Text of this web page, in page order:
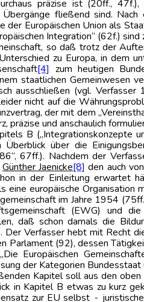
präzise ist (20ff., 47f.),
fließend sind.
der Europäischen Union als
Integration“ (62f.)
so daß trotz der
zu Europa, in dem
[4] zum heutigen
staatlichen Gemeinwesen
ausschließen (vgl.
nicht auf die
der mit dem
präzise und anschaulich
B („Integrationskonzepte
Überblick über die
67ff.). Nachdem der
Günther Jaenicke[8] den auch
in der Einleitung erwartet
eine europäische
im Jahre 1954
(EWG) und
daß schon damals die
Der Verfasser hebt mit Recht
Parlament (92), dessen
Europäischen
der Kategorien
Kapitel soll aus den
in Kapitel B etwas zu kurz
zur EU selbst ‑